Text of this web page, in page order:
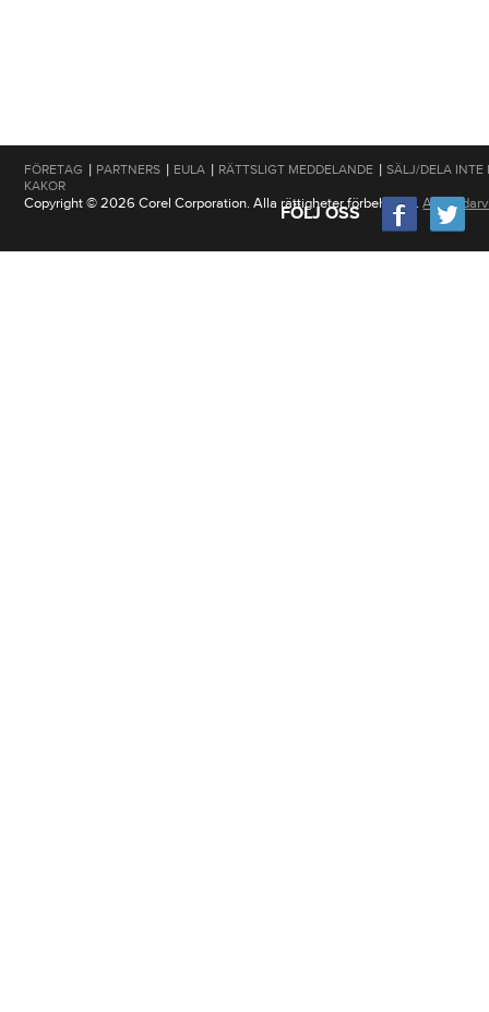
FÖRETAG | PARTNERS | EULA | RÄTTSLIGT MEDDELANDE | SÄLJ/DELA
KAKOR
Copyright © 2026 Corel Corporation. Alla rättigheter förbehållna.
FÖLJ OSS